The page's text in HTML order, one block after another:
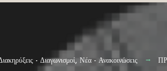
- Διαγωνισμοί, Νέα - Ανακοινώσεις